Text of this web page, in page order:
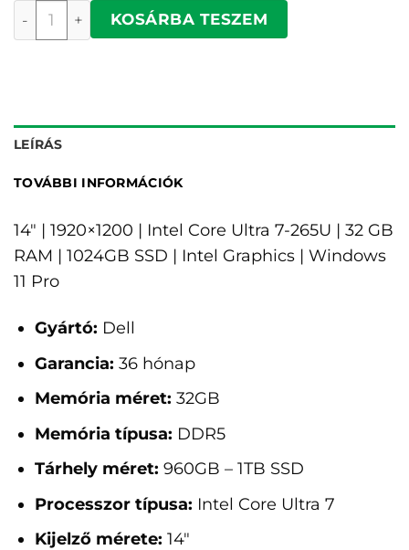
Dell Pro 14 Plus mennyiség
KOSÁRBA TESZEM
LEÍRÁS
TOVÁBBI INFORMÁCIÓK
14" | 1920×1200 | Intel Core Ultra 7-265U | 32 GB
RAM | 1024GB SSD | Intel Graphics | Windows
11 Pro
Gyártó: Dell
Garancia: 36 hónap
Memória méret: 32GB
Memória típusa: DDR5
Tárhely méret: 960GB – 1TB SSD
Processzor típusa: Intel Core Ultra 7
Kijelző mérete: 14"